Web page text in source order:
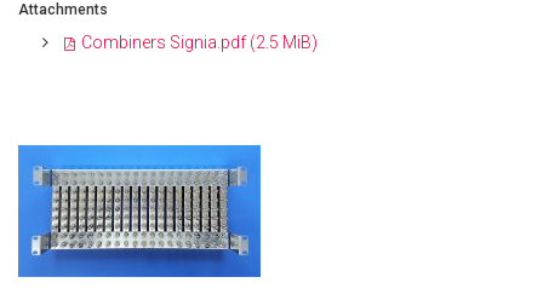
Attachments
Combiners Signia.pdf (2.5 MiB)